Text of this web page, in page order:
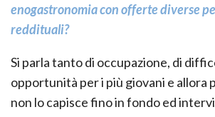
enogastronomia con offerte diverse
reddituali?
Si parla tanto di occupazione, di
opportunità per i più giovani e allora
non lo capisce fino in fondo ed